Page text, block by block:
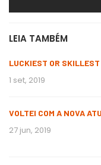
LEIA TAMBÉM
LUCKIEST OR
1 set, 2019
VOLTEI COM A NOVA
27 jun, 2019